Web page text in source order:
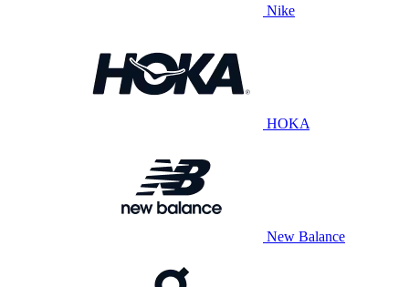
Nike
HOKA
New Balance